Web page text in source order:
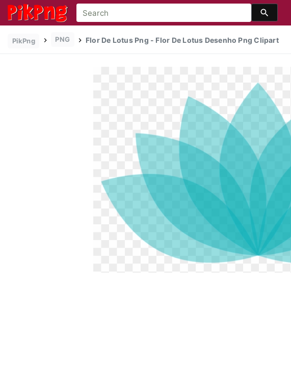
PikPng PNG Flor De Lotus Png - Flor De Lotus Desenho Png Clipart